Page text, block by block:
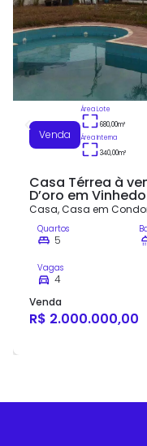
Venda
Área Lote
680,00m²
Área Interna
340,00m²
Casa Térrea à
D’oro em
Casa,Casa em
Quartos
5
Vagas
4
Venda
R$ 2.000.000,00